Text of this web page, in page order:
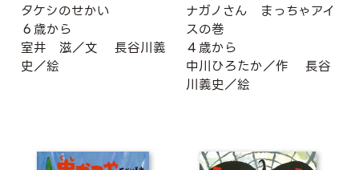
タケシのせかい
６歳から
室井 滋／文
長谷川義
史／絵
ナガノさん まっちゃアイ
スの巻
４歳から
中川ひろたか／作
長谷
川義史／絵